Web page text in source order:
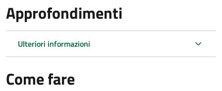
Approfondimenti
Ulteriori informazioni
Come fare